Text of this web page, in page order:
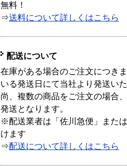
無料！
⇒送料について詳しくはこちら
配送について
在庫がある場合のご注文につき
いる発送日にて当社より発送い
尚、複数の商品をご注文の場合
発送となります。
※配送業者は「佐川急便」また
けます
⇒配送について詳しくはこちら